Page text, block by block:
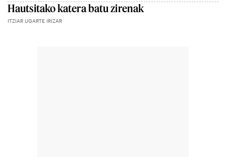
Hautsitako katera batu zirenak
ITZIAR UGARTE IRIZAR